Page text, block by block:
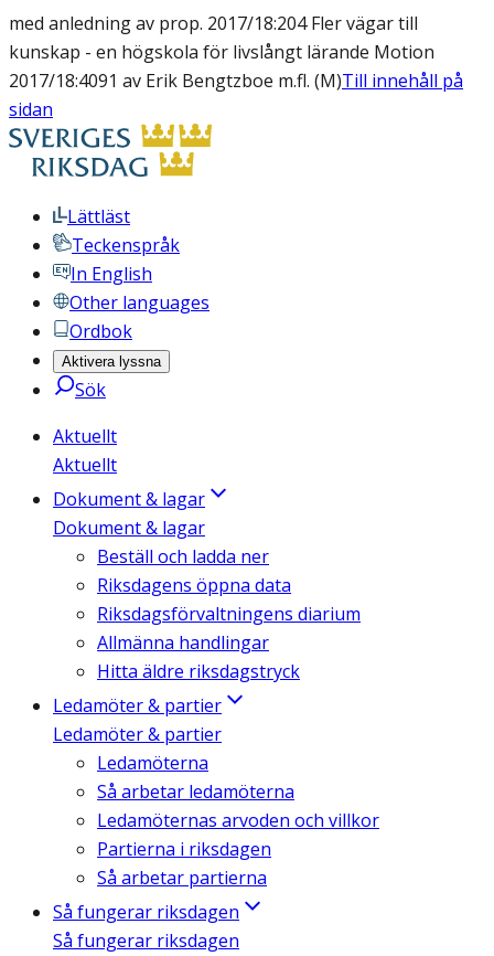
med anledning av prop. 2017/18:204 Fler vägar till
kunskap - en högskola för livslångt lärande Motion
2017/18:4091 av Erik Bengtzboe m.fl. (M)Till innehåll på
sidan
Lättläst
Teckenspråk
In English
Other languages
Ordbok
Aktivera lyssna
Sök
Aktuellt
Aktuellt
Dokument & lagar
Dokument & lagar
Beställ och ladda ner
Riksdagens öppna data
Riksdagsförvaltningens diarium
Allmänna handlingar
Hitta äldre riksdagstryck
Ledamöter & partier
Ledamöter & partier
Ledamöterna
Så arbetar ledamöterna
Ledamöternas arvoden och villkor
Partierna i riksdagen
Så arbetar partierna
Så fungerar riksdagen
Så fungerar riksdagen